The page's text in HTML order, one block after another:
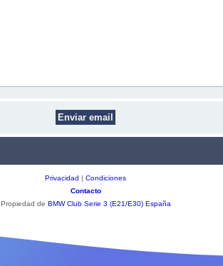
Privacidad | Condiciones
Contacto
Propiedad de BMW Club Serie 3 (E21/E30) España